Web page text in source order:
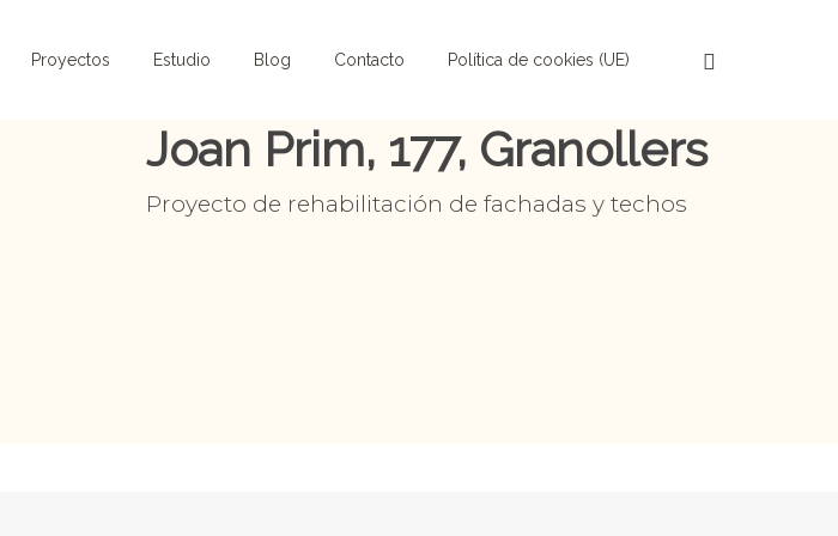
Proyectos Estudio Blog Contacto Política de cookies (UE)
Joan Prim, 177, Granollers
Proyecto de rehabilitación de fachadas y techos